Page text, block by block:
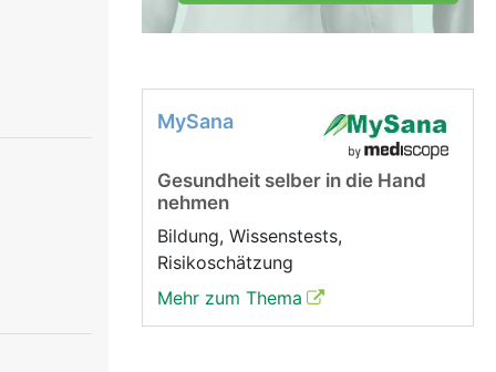
MySana
Gesundheit selber in die Hand
nehmen
Bildung, Wissenstests,
Risikoschätzung
Mehr zum Thema